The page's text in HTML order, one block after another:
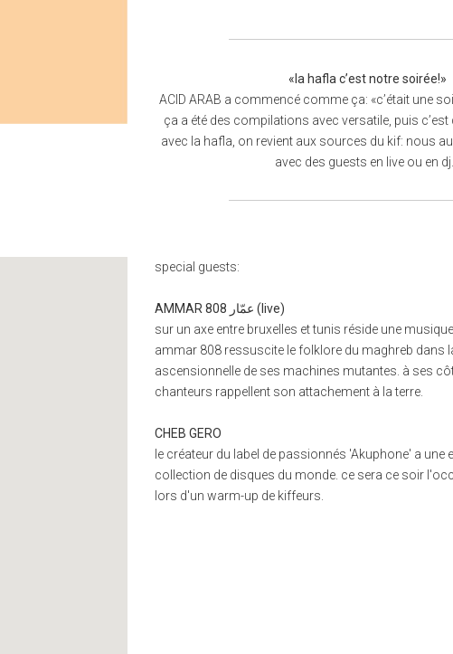
«la hafla c’est notre soirée!»
ACID ARAB a commencé comme ça: «c’était une
ça a été des compilations avec versatile, puis c’est
avec la hafla, on revient aux sources du kif: nous
avec des guests en live ou en
special guests:
AMMAR 808 عمّار (live)
sur un axe entre bruxelles et tunis réside une
ammar 808 ressuscite le folklore du maghreb dans
ascensionnelle de ses machines mutantes. à ses
chanteurs rappellent son attachement à la terre.
CHEB GERO
le créateur du label de passionnés 'Akuphone' a une
collection de disques du monde. ce sera ce soir
lors d'un warm-up de kiffeurs.